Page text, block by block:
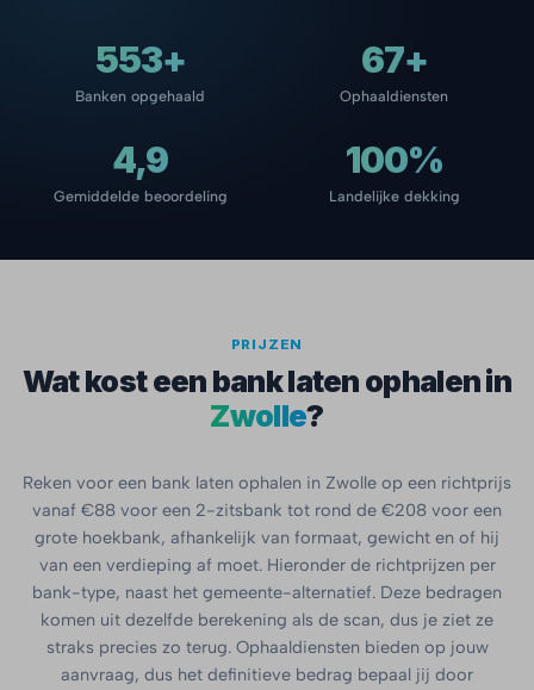
553+
Banken opgehaald
67+
Ophaaldiensten
4,9
Gemiddelde beoordeling
100%
Landelijke dekking
PRIJZEN
Wat kost een bank laten ophalen in
Zwolle?
Reken voor een bank laten ophalen in Zwolle op een richtprijs
vanaf €88 voor een 2-zitsbank tot rond de €208 voor een
grote hoekbank, afhankelijk van formaat, gewicht en of hij
van een verdieping af moet. Hieronder de richtprijzen per
bank-type, naast het gemeente-alternatief. Deze bedragen
komen uit dezelfde berekening als de scan, dus je ziet ze
straks precies zo terug. Ophaaldiensten bieden op jouw
aanvraag, dus het definitieve bedrag bepaal jij door